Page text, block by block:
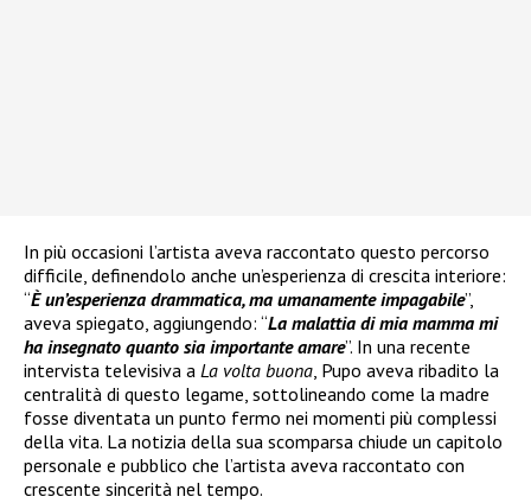
In più occasioni l’artista aveva raccontato questo percorso
difficile, definendolo anche un’esperienza di crescita interiore:
“È un’esperienza drammatica, ma umanamente impagabile”,
aveva spiegato, aggiungendo: “La malattia di mia mamma mi
ha insegnato quanto sia importante amare”. In una recente
intervista televisiva a La volta buona, Pupo aveva ribadito la
centralità di questo legame, sottolineando come la madre
fosse diventata un punto fermo nei momenti più complessi
della vita. La notizia della sua scomparsa chiude un capitolo
personale e pubblico che l’artista aveva raccontato con
crescente sincerità nel tempo.